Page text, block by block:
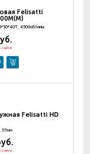
Felisatti
4500об/мин
сайте
Felisatti HD
57мм
сайте